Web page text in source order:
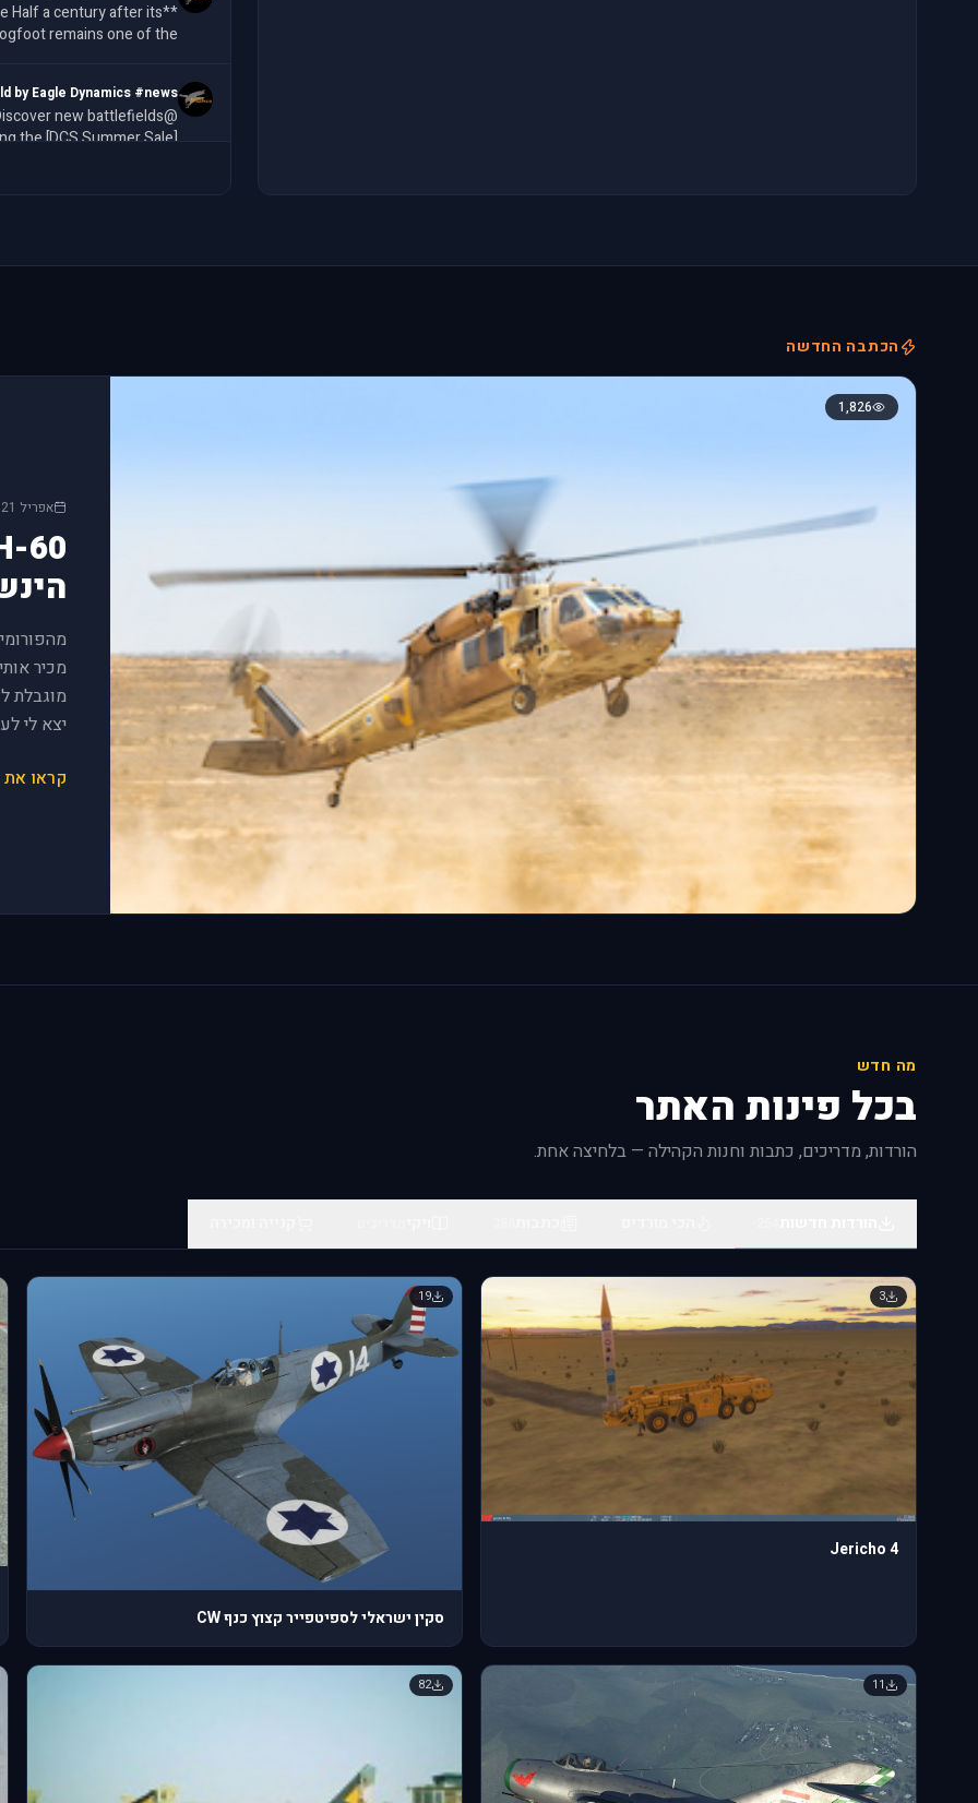
remains one of the
by Eagle Dynamics #news
the [DCS Summer Sale]
by Eagle Dynamics #news
Dynamics products a
by Eagle Dynamics #news
begun! For a limited
Dynamics-developed air
DCS 2.9.27.24969
release/2.9.27.24969/
by Eagle Dynamics #news
f-100d/) is now a
f-100d/) by **Grinn
הכתבה החדשה
1,826
אפריל 2021
מוגבלת
יצא לי
קראו
מה חדש
בכל פינות האתר
הורדות, מדריכים, כתבות וחנות הקהילה — בלחיצה אחת.
3
Jericho 4
19
סקין ישראלי לספיטפייר קצוץ כנף CW
11
82